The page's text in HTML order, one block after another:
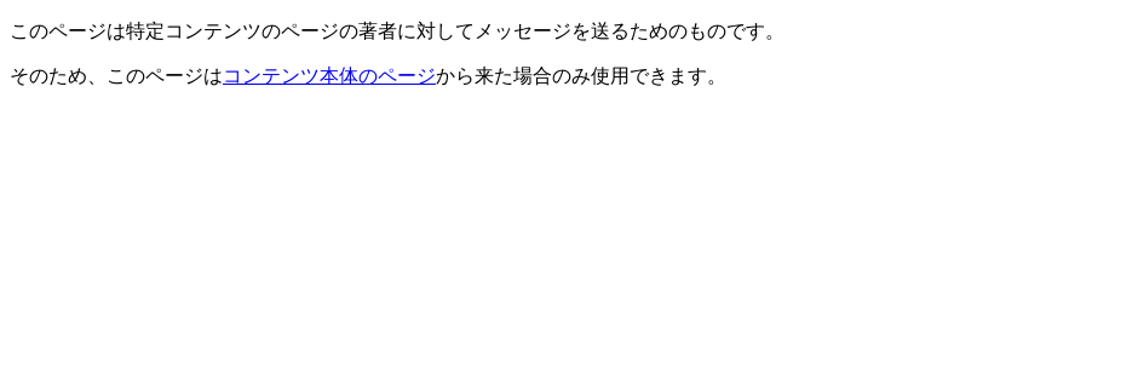
このページは特定コンテンツのページの著者に対してメッセージを送るためのものです。
そのため、このページはコンテンツ本体のページから来た場合のみ使用できます。